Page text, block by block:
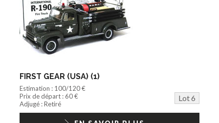
FIRST GEAR (USA) (1)
Estimation : 100/120 €
Prix de départ : 60 €
Lot 6
Adjugé : Retiré